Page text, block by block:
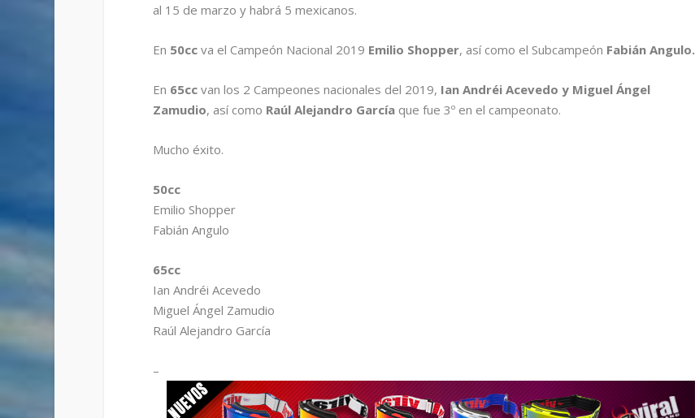
al 15 de marzo y habrá 5 mexicanos.
En 50ccva el Campeón Nacional 2019 Emilio Shopper, así como el Subcampeón Fabián Angulo.
En 65ccvan los 2 Campeones nacionales del 2019, Ian Andréi Acevedo y Miguel Ángel
Zamudio, así como Raúl Alejandro Garcíaque fue 3º en el campeonato.
Mucho éxito.
50cc
Emilio Shopper
Fabián Angulo
65cc
Ian Andréi Acevedo
Miguel Ángel Zamudio
Raúl Alejandro García
–